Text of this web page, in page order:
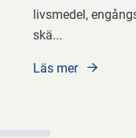
livsmedel,
skä...
Läs mer